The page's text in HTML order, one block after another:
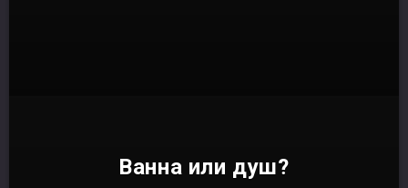
Ванна или душ?